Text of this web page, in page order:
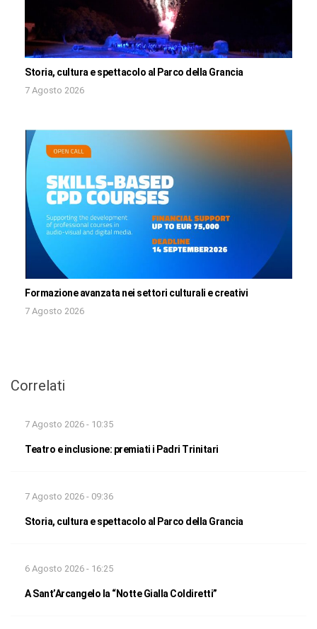
Storia, cultura e spettacolo al Parco della Grancia
7 Agosto 2026
Formazione avanzata nei settori culturali e creativi
7 Agosto 2026
Correlati
7 Agosto 2026 - 10:35
Teatro e inclusione: premiati i Padri Trinitari
7 Agosto 2026 - 09:36
Storia, cultura e spettacolo al Parco della Grancia
6 Agosto 2026 - 16:25
A Sant’Arcangelo la “Notte Gialla Coldiretti”